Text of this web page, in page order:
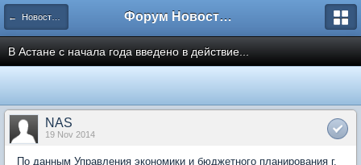
← Новости рынка недвижимости Форум Новостройки
В Астане с начала года введено в действие...
NAS
19 Nov 2014
По данным Управления экономики и бюджетного планирования г.